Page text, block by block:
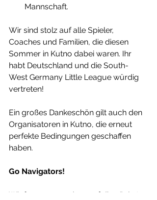
Mannschaft.
Wir sind stolz auf alle Spieler,
Coaches und Familien, die diesen
Sommer in Kutno dabei waren. Ihr
habt Deutschland und die South-
West Germany Little League würdig
vertreten!
Ein großes Dankeschön gilt auch den
Organisatoren in Kutno, die erneut
perfekte Bedingungen geschaffen
haben.
Go Navigators!
Wir freuen uns schon auf die nächste